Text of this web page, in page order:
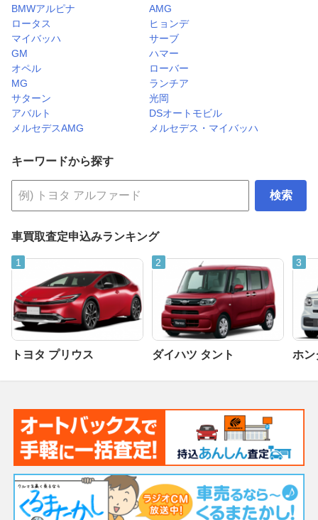
BMWアルピナ
AMG
ロータス
ヒョンデ
マイバッハ
サーブ
GM
ハマー
オペル
ローバー
MG
ランチア
サターン
光岡
アバルト
DSオートモビル
メルセデスAMG
メルセデス・マイバッハ
キーワードから探す
検索
車買取査定申込みランキング
トヨタ プリウス ダイハツ タント ホン